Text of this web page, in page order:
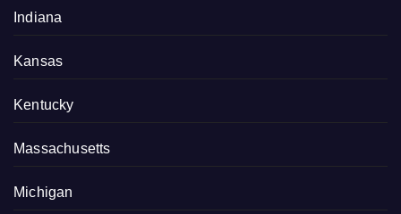
Indiana
Kansas
Kentucky
Massachusetts
Michigan